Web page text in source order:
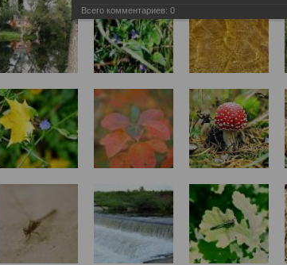
Всего комментариев: 0